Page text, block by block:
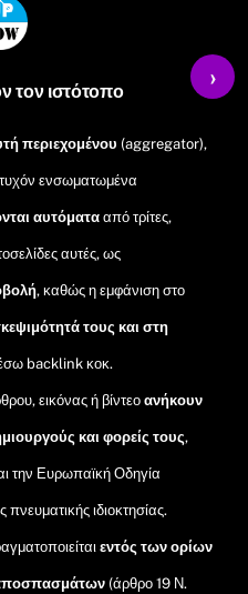
Back
To
τον ιστότοπο
περιεχομένου (aggregator),
τυχόν ενσωματωμένα
αυτόματααπό τρίτες,
αυτές, ως
, καθώς η εμφάνιση στο
τους και στη
backlink κοκ.
εικόνας ή βίντεοανήκουν
και φορείς τους,
την Ευρωπαϊκή Οδηγία
ιδιοκτησίας.
εντός των ορίων
(άρθρο 19 Ν.
›